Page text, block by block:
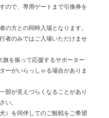
ので、専用ゲートまで引換券を
の方との同時入場となります。
者のみではご入場いただけませ
旗を振って応援するサポーター
ーがいらっしゃる場合がありま
部が見えづらくなることがあり
い。
）を同伴してのご観戦をご希望